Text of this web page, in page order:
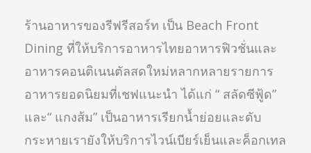
ร้านอาหารของรีฟรีสอร์ท เป็น Beach Front
Dining ที่ให้บริการอาหารไทยอาหารฟิวชั่นและ
อาหารคอนติเนนตัลสดใหม่หลากหลายรายการ
อาหารยอดนิยมที่เชฟแนะนำ ได้แก่ “ สลัดซีฟู้ด”
และ“ แกงส้ม” เป็นอาหารเรียกน้ำย่อยและดับ
กระหายเรายังให้บริการไวน์เบียร์เย็นและค็อกเทล